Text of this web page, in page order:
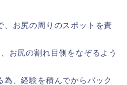
、お尻の周りのスポットを責
お尻の割れ目側をなぞるよう
、経験を積んでからバック